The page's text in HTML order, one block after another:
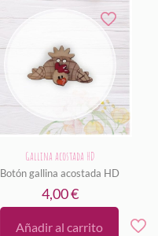
Gallina acostada HD
Botón gallina acostada HD
4,00€
Añadir al carrito